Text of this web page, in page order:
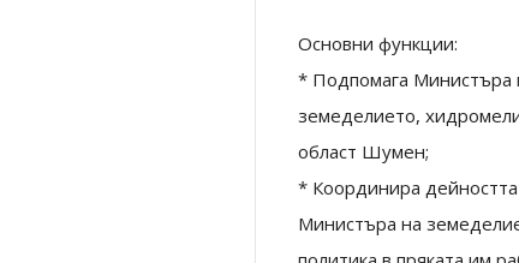
Основни функции:
* Подпомага Министъра
земеделието,
област Шумен;
* Координира
Министъра на